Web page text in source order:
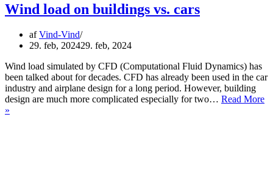
Wind load on buildings vs. cars
afVind-Vind
29. feb, 202429. feb, 2024
Wind load simulated by CFD (Computational Fluid Dynamics) has
been talked about for decades. CFD has already been used in the car
industry and airplane design for a long period. However, building
design are much more complicated especially for two… Read More
»